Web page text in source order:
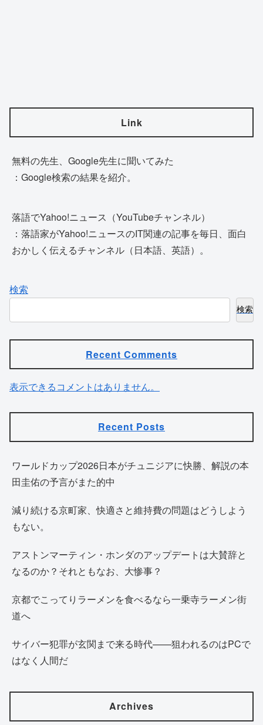
Link
無料の先生、Google先生に聞いてみた
：Google検索の結果を紹介。
落語でYahoo!ニュース（YouTubeチャンネル）
：落語家がYahoo!ニュースのIT関連の記事を毎日、面白
おかしく伝えるチャンネル（日本語、英語）。
検索
検索
Recent Comments
表示できるコメントはありません。
Recent Posts
ワールドカップ2026日本がチュニジアに快勝、解説の本
田圭佑の予言がまた的中
減り続ける京町家、快適さと維持費の問題はどうしよう
もない。
アストンマーティン・ホンダのアップデートは大賛辞と
なるのか？それともなお、大惨事？
京都でこってりラーメンを食べるなら一乗寺ラーメン街
道へ
サイバー犯罪が玄関まで来る時代——狙われるのはPCで
はなく人間だ
Archives